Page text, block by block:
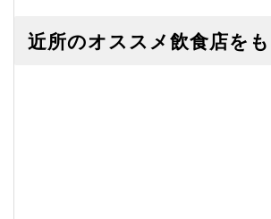
近所のオススメ飲食店を